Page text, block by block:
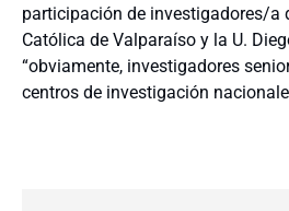
participación de investigadores/a
Católica de Valparaíso y la U.
“obviamente, investigadores
centros de investigación